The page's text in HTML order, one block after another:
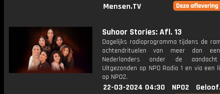
Mensen.TV
Suhoor Stories: Afl. 13
Dagelijks radioprogramma tijdens de
ochtendrituelen van meer dan
Nederlanders onder de
Uitgezonden op NPO Radio 1 en via een
op NPO2.
22-03-2024 04:30 NPO2